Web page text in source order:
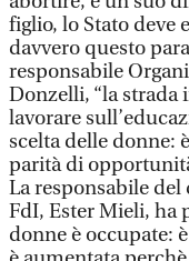
figlio, lo Stato deve
davvero questo
responsabile
Donzelli, “la strada
lavorare
scelta delle donne:
parità di
La responsabile
FdI, Ester Mieli, ha
donne è occupate: